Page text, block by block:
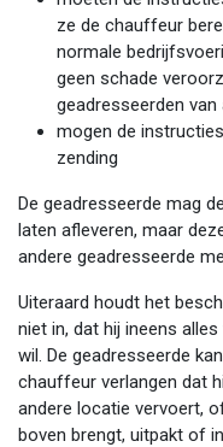
ze de chauffeur
normale
geen schade
geadresseerden van
mogen de
zending
De geadresseerde mag
laten afleveren, maar
andere geadresseerde
Uiteraard houdt het
niet in, dat hij ineens
wil. De geadresseerde
chauffeur verlangen dat
andere locatie vervoert,
boven brengt, uitpakt of